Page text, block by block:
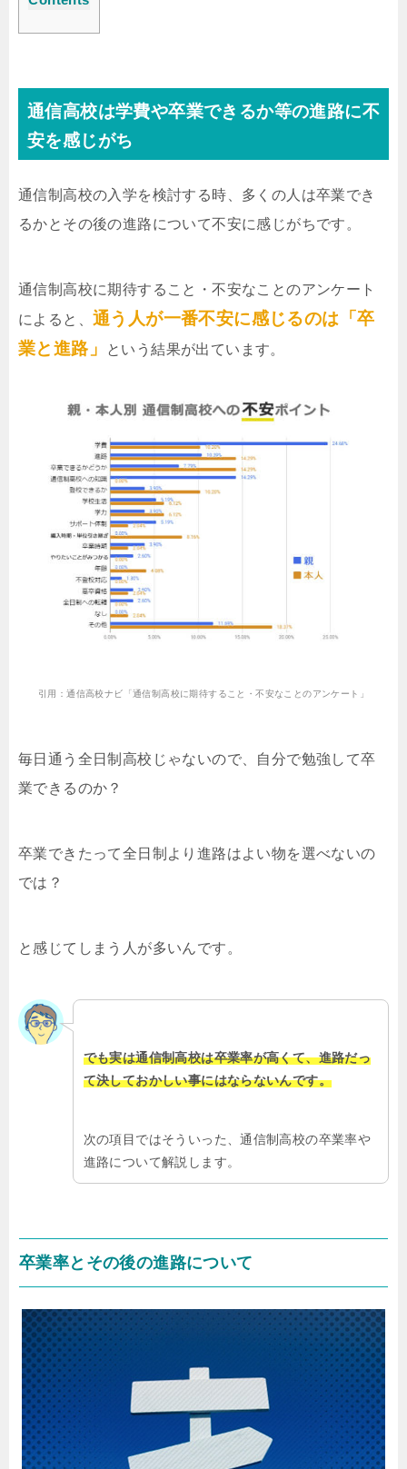
通信高校は学費や卒業できるか等の進路に不
安を感じがち
通信制高校の入学を検討する時、多くの人は卒業でき
るかとその後の進路について不安に感じがちです。
通信制高校に期待すること・不安なことのアンケート
によると、 通う人が一番不安に感じるのは「卒
業と進路」
という結果が出ています。
引用：通信高校ナビ「通信制高校に期待すること・不安なことのアンケート」
毎日通う全日制高校じゃないので、自分で勉強して卒
業できるのか？
卒業できたって全日制より進路はよい物を選べないの
では？
と感じてしまう人が多いんです。
でも実は通信制高校は卒業率が高くて、進路だっ
て決しておかしい事にはならないんです。
次の項目ではそういった、通信制高校の卒業率や
進路について解説します。
卒業率とその後の進路について